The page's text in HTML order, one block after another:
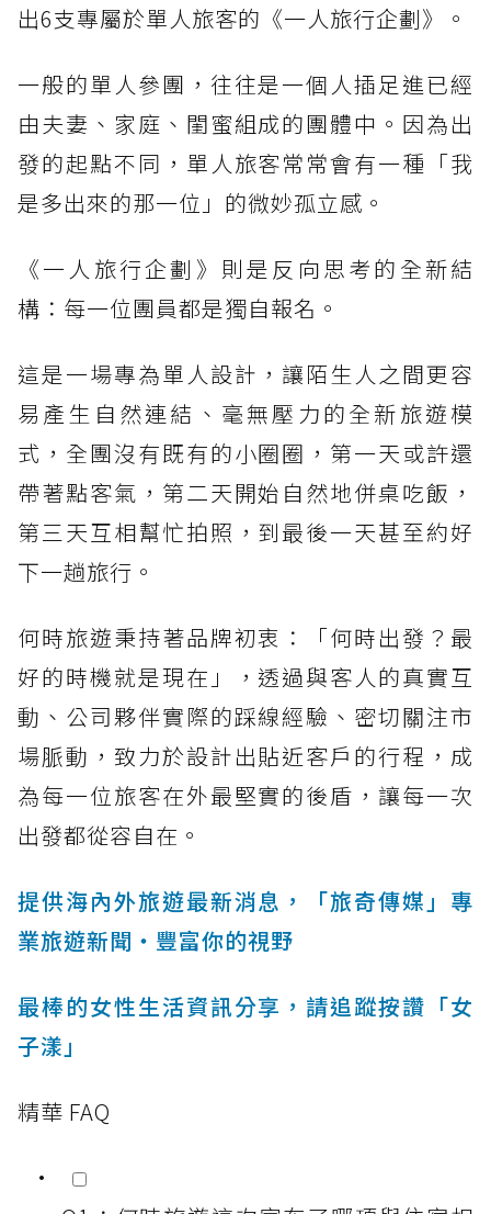
出6支專屬於單人旅客的《一人旅行企劃》。
一般的單人參團，往往是一個人插足進已經
由夫妻、家庭、閨蜜組成的團體中。因為出
發的起點不同，單人旅客常常會有一種「我
是多出來的那一位」的微妙孤立感。
《一人旅行企劃》則是反向思考的全新結
構：每一位團員都是獨自報名。
這是一場專為單人設計，讓陌生人之間更容
易產生自然連結、毫無壓力的全新旅遊模
式，全團沒有既有的小圈圈，第一天或許還
帶著點客氣，第二天開始自然地併桌吃飯，
第三天互相幫忙拍照，到最後一天甚至約好
下一趟旅行。
何時旅遊秉持著品牌初衷：「何時出發？最
好的時機就是現在」，透過與客人的真實互
動、公司夥伴實際的踩線經驗、密切關注市
場脈動，致力於設計出貼近客戶的行程，成
為每一位旅客在外最堅實的後盾，讓每一次
出發都從容自在。
提供海內外旅遊最新消息，「旅奇傳媒」專
業旅遊新聞‧豐富你的視野
最棒的女性生活資訊分享，請追蹤按讚「女
子漾」
精華 FAQ